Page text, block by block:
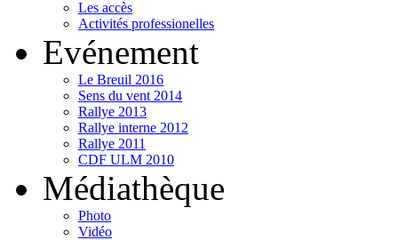
Les accès
Activités professionelles
Evénement
Le Breuil 2016
Sens du vent 2014
Rallye 2013
Rallye interne 2012
Rallye 2011
CDF ULM 2010
Médiathèque
Photo
Vidéo